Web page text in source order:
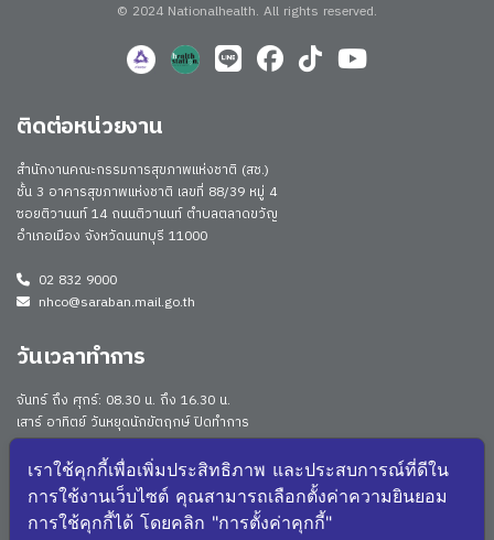
© 2024 Nationalhealth. All rights reserved.
ติดต่อหน่วยงาน
สำนักงานคณะกรรมการสุขภาพแห่งชาติ (สช.)
ชั้น 3 อาคารสุขภาพแห่งชาติ เลขที่ 88/39 หมู่ 4
ซอยติวานนท์ 14 ถนนติวานนท์ ตำบลตลาดขวัญ
อำเภอเมือง จังหวัดนนทบุรี 11000
02 832 9000
nhco@saraban.mail.go.th
วันเวลาทำการ
จันทร์ ถึง ศุกร์: 08.30 น. ถึง 16.30 น.
เสาร์ อาทิตย์ วันหยุดนักขัตฤกษ์ ปิดทำการ
Work From Anywhere (WFA)/ Work From Home (WFH)
ดูประกาศนโยบาย
จำนวนผู้เยี่ยมชม: 173066
เราใช้คุกกี้เพื่อเพิ่มประสิทธิภาพ และประสบการณ์ที่ดีใน
การใช้งานเว็บไซต์ คุณสามารถเลือกตั้งค่าความยินยอม
การใช้คุกกี้ได้ โดยคลิก "การตั้งค่าคุกกี้"